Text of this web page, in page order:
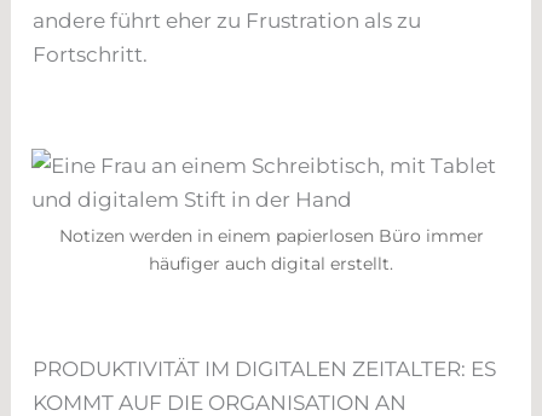
andere führt eher zu Frustration als zu
Fortschritt.
Notizen werden in einem papierlosen Büro immer
häufiger auch digital erstellt.
PRODUKTIVITÄT IM DIGITALEN ZEITALTER: ES
KOMMT AUF DIE ORGANISATION AN